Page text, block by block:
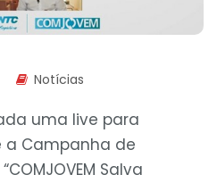
Notícias
uma live para
Campanha de
Salva